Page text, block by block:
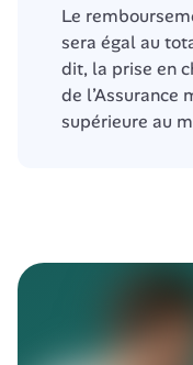
Le
sera égal au
dit, la prise en
de l’Assurance
supérieure au